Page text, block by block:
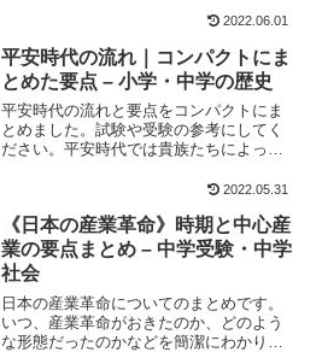
幕府（足利幕府）征夷大将軍 １６代、江
を紹介していきます。
2022.06.01
平安時代の流れ｜コンパクトにま
とめた要点 – 小学・中学の歴史
平安時代の流れと要点をコンパクトにま
とめました。試験や受験の参考にしてく
ださい。平安時代では貴族たちによって
士たちが存在感をみせるようになり、戦
京が都に定められてから、平安京に遷都
するまでのおよそ80年を奈良時代といい
ます。そして、平安京に都が置かれてか
ら、鎌倉に幕府が開かれるまでのおよそ
400年を平安時代とよんでいます。
2022.05.31
《日本の産業革命》時期と中心産
業の要点まとめ – 中学受験・中学
社会
日本の産業革命についてのまとめです。
いつ、産業革命がおきたのか、どのよう
な形態だったのかなどを簡潔にわかりや